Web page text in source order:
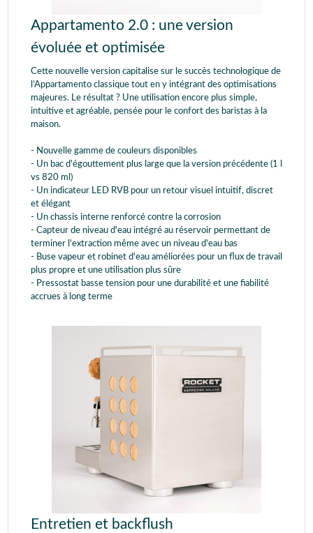
Appartamento 2.0 : une version
évoluée et optimisée
Cette nouvelle version capitalise sur le succès technologique de
l’Appartamento classique tout en y intégrant des optimisations
majeures. Le résultat ? Une utilisation encore plus simple,
intuitive et agréable, pensée pour le confort des baristas à la
maison.
- Nouvelle gamme de couleurs disponibles
- Un bac d'égouttement plus large que la version précédente (1 l
vs 820 ml)
- Un indicateur LED RVB pour un retour visuel intuitif, discret
et élégant
- Un chassis interne renforcé contre la corrosion
- Capteur de niveau d'eau intégré au réservoir permettant de
terminer l'extraction même avec un niveau d'eau bas
- Buse vapeur et robinet d'eau améliorées pour un flux de travail
plus propre et une utilisation plus sûre
- Pressostat basse tension pour une durabilité et une fiabilité
accrues à long terme
Entretien et backflush